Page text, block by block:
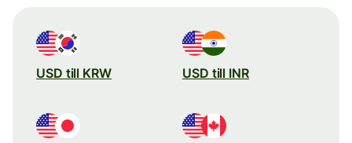
USD till KRW USD till INR